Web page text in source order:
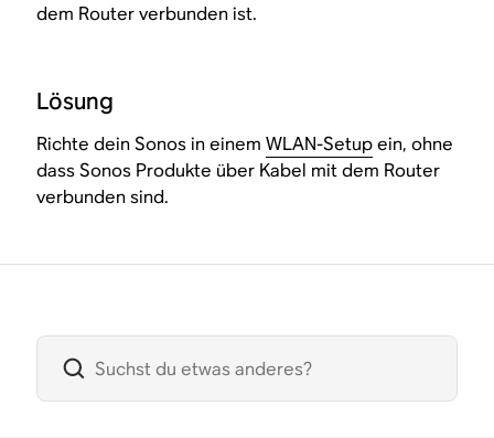
dem Router verbunden ist.
Lösung
Richte dein Sonos in einemWLAN-Setupein, ohne
dass Sonos Produkte über Kabel mit dem Router
verbunden sind.